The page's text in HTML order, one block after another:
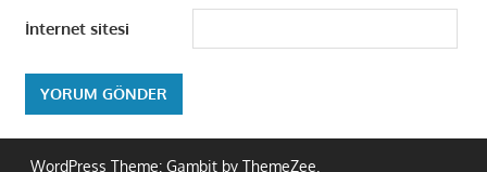
İnternet sitesi
WordPress Theme: Gambit by ThemeZee.